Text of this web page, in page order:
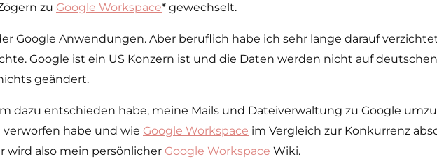
zu Google Workspace* gewechselt.
Google Anwendungen. Aber beruflich habe ich sehr lange darauf
Google ist ein US Konzern ist und die Daten werden nicht auf
geändert.
dazu entschieden habe, meine Mails und Dateiverwaltung zu Google
habe und wie Google Workspace im Vergleich zur Konkurrenz
wird also mein persönlicher Google Workspace Wiki.